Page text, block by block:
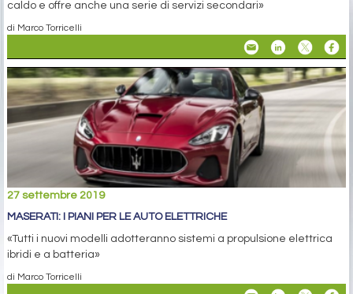
caldo e offre anche una serie di servizi secondari»
di Marco Torricelli
27 settembre 2019
MASERATI: I PIANI PER LE AUTO ELETTRICHE
«Tutti i nuovi modelli adotteranno sistemi a propulsione elettrica
ibridi e a batteria»
di Marco Torricelli